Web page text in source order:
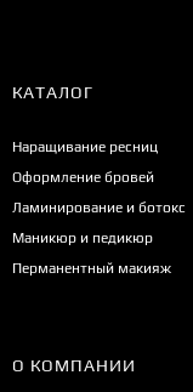
КАТАЛОГ
Наращивание ресниц
Оформление бровей
Ламинирование и ботокс
Маникюр и педикюр
Перманентный макияж
О КОМПАНИИ